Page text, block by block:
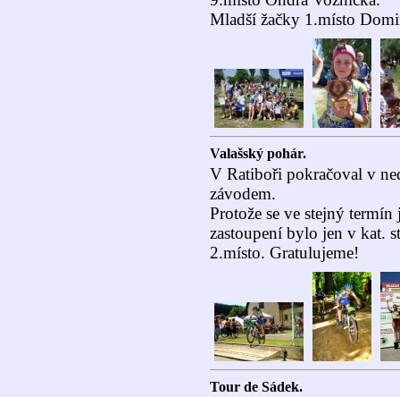
Mladší žačky 1.místo
Valašský pohár.
V Ratiboři pokračoval v
závodem.
Protože se ve stejný
zastoupení bylo jen v kat.
2.místo. Gratulujeme!
Tour de Sádek.